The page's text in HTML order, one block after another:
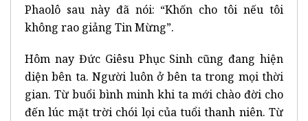
Phaolô sau này đã nói: “Khốn cho tôi nếu tôi
không rao giảng Tin Mừng”.
Hôm nay Đức Giêsu Phục Sinh cũng đang hiện
diện bên ta. Người luôn ở bên ta trong mọi thời
gian. Từ buổi bình minh khi ta mới chào đời cho
đến lúc mặt trời chói lọi của tuổi thanh niên. Từ